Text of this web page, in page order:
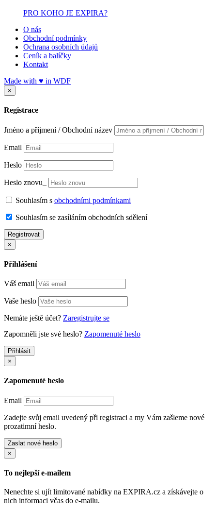
PRO KOHO JE EXPIRA?
O nás
Obchodní podmínky
Ochrana osobních údajů
Ceník a balíčky
Kontakt
Made with ♥ in WDF
×
Registrace
Jméno a příjmení / Obchodní název
Email
Heslo
Heslo znovu_
Souhlasím s obchodními podmínkami
Souhlasím se zasíláním obchodních sdělení
Registrovat
×
Přihlášení
Váš email
Vaše heslo
Nemáte ještě účet? Zaregistrujte se
Zapomněli jste své heslo? Zapomenuté heslo
Přihlásit
×
Zapomenuté heslo
Email
Zadejte svůj email uvedený při registraci a my Vám zašleme nové
prozatimní heslo.
Zaslat nové heslo
×
To nejlepší e-mailem
Nenechte si ujít limitované nabídky na EXPIRA.cz a získávejte o
nich informaci včas do e-mailu.